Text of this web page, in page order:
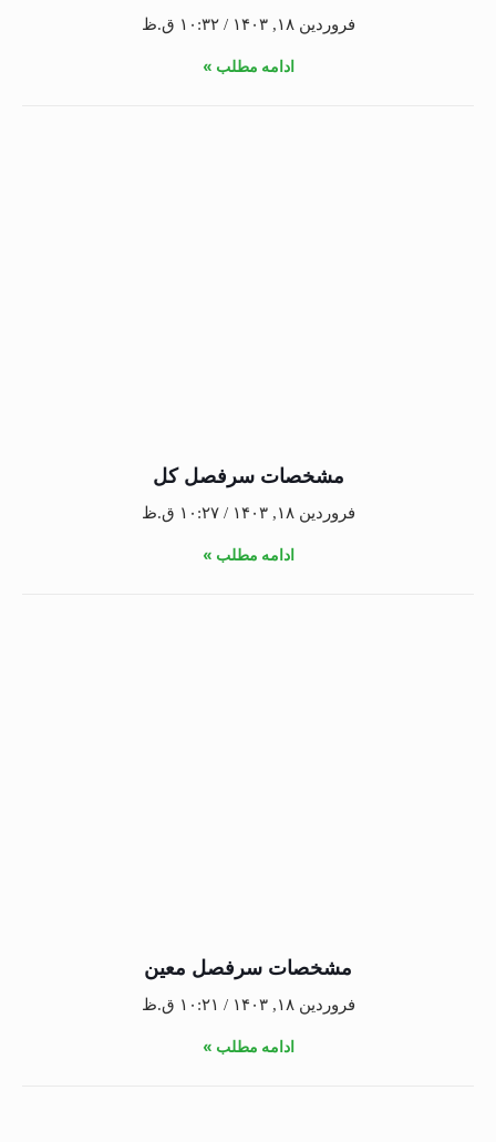
فروردین ۱۸, ۱۴۰۳ ۱۰:۳۲ ق.ظ
ادامه مطلب »
مشخصات سرفصل کل
فروردین ۱۸, ۱۴۰۳ ۱۰:۲۷ ق.ظ
ادامه مطلب »
مشخصات سرفصل معین
فروردین ۱۸, ۱۴۰۳
ادامه مطلب »